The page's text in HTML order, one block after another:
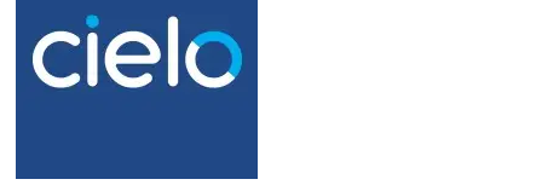
de
pagamentos